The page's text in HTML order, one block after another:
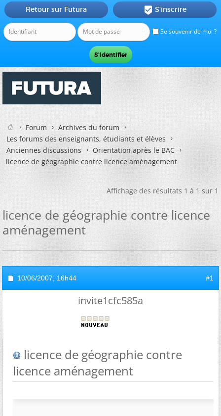
Se souvenir de moi ?
Retour sur Futura  S'inscrire
Forum
Archives du forum
Les forums des enseignants, étudiants et élèves
Anciennes discussions
Orientation après le BAC
licence de géographie contre licence aménagement
Affichage des résultats 1 à 1 sur 1
licence de géographie contre licence
aménagement
10/06/2007, 16h44 #1
invite1cfc585a
licence de géographie contre
licence aménagement